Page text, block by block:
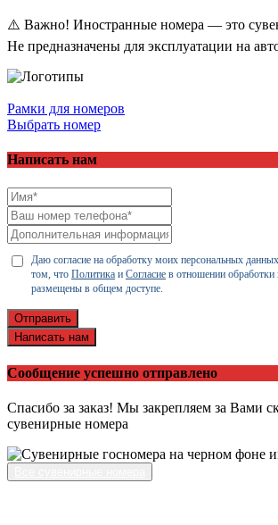
⚠️ Важно! Иностранные номера — это
Не предназначены для эксплуатации на
Рамки для номеров
Выбрать номер
Написать нам
Даю согласие на обработку моих персональных
том, что Политика и Согласие в отношении
размещены в общем доступе.
Отправить
Написать нам
Сообщение успешно отправлено
Спасибо за заказ! Мы закрепляем за Вами
сувенирные номера